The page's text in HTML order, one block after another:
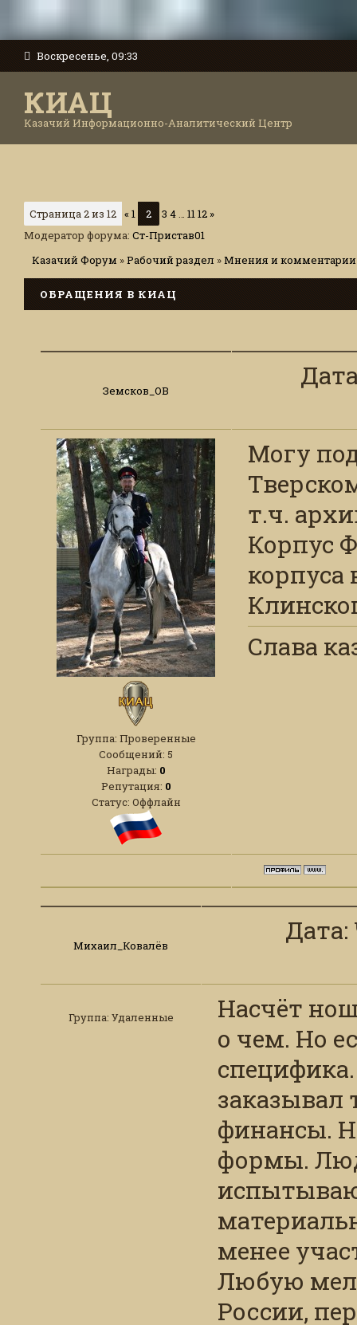
Воскресенье, 09:33
КИАЦ
Казачий Информационно-Аналитический Центр
Страница2из 12 « 1 2 3 4… 1112 »
Модератор форума: Ст-Пристав01
Казачий Форум »Рабочий раздел »Мнения и комментарии
ОБРАЩЕНИЯ В КИАЦ
Земсков_ОВ
Группа: Проверенные
Сообщений: 5
Награды: 0
Репутация: 0
Статус: Оффлайн
Могу
т.ч.
Корпус
корпуса
Слава
Михаил_Ковалёв Дата:
Группа: Удаленные
Насчёт
о чем. Но
заказывал
финансы.
формы.
менее
Любую
России,